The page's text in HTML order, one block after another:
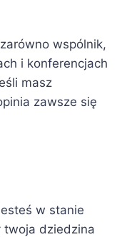
wspólnik,
i konferencjach
masz
zawsze się
w stanie
twoja dziedzina